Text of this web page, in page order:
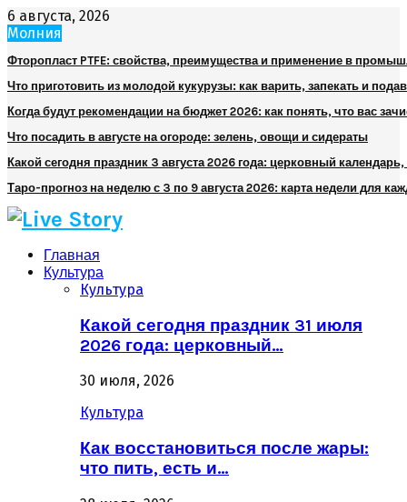
6 августа, 2026
Молния
Фторопласт PTFE: свойства, преимущества и применение в
Что приготовить из молодой кукурузы: как варить, запекать и
Когда будут рекомендации на бюджет 2026: как понять, что вас
Что посадить в августе на огороде: зелень, овощи и сидераты
Какой сегодня праздник 3 августа 2026 года: церковный
Таро-прогноз на неделю с 3 по 9 августа 2026: карта недели для
Главная
Культура
Культура
Какой сегодня праздник 31 июля
2026 года: церковный…
30 июля, 2026
Культура
Как восстановиться после жары:
что пить, есть и…